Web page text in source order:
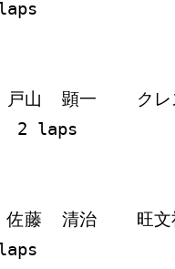
山  顕一    クレ
2 laps
藤  清治    旺文社